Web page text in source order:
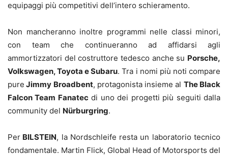
equipaggi più competitivi dell’intero schieramento.
Non mancheranno inoltre programmi nelle classi minori,
con team che continueranno ad affidarsi agli
ammortizzatori del costruttore tedesco anche su Porsche,
Volkswagen, Toyota e Subaru. Tra i nomi più noti compare
pure Jimmy Broadbent, protagonista insieme al The Black
Falcon Team Fanatecdi uno dei progetti più seguiti dalla
community del Nürburgring.
Per BILSTEIN, la Nordschleife resta un laboratorio tecnico
fondamentale. Martin Flick, Global Head of Motorsports del